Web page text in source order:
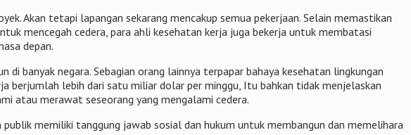
Akan tetapi lapangan sekarang mencakup semua pekerjaan. Selain memastikan
mencegah cedera, para ahli kesehatan kerja juga bekerja untuk membatasi
depan.
banyak negara. Sebagian orang lainnya terpapar bahaya kesehatan lingkungan
berjumlah lebih dari satu miliar dolar per minggu, Itu bahkan tidak menjelaskan
atau merawat seseorang yang mengalami cedera.
memiliki tanggung jawab sosial dan hukum untuk membangun dan memelihara